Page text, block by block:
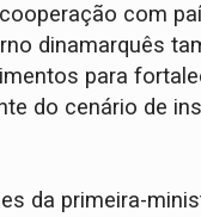
com
dinamarquês
para
do cenário de
da primeira-